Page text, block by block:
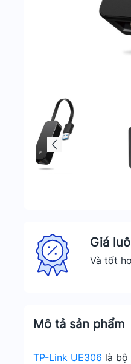
Giá
Và tốt
Mô tả sản phẩm
TP-Link UE306 là bộ